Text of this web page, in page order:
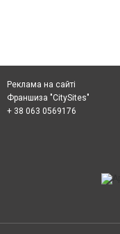
Реклама на сайті
Франшиза "CitySites"
+ 38 063 0569176